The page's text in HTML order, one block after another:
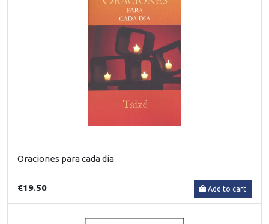
Oraciones para cada día
€19.50 Add to cart